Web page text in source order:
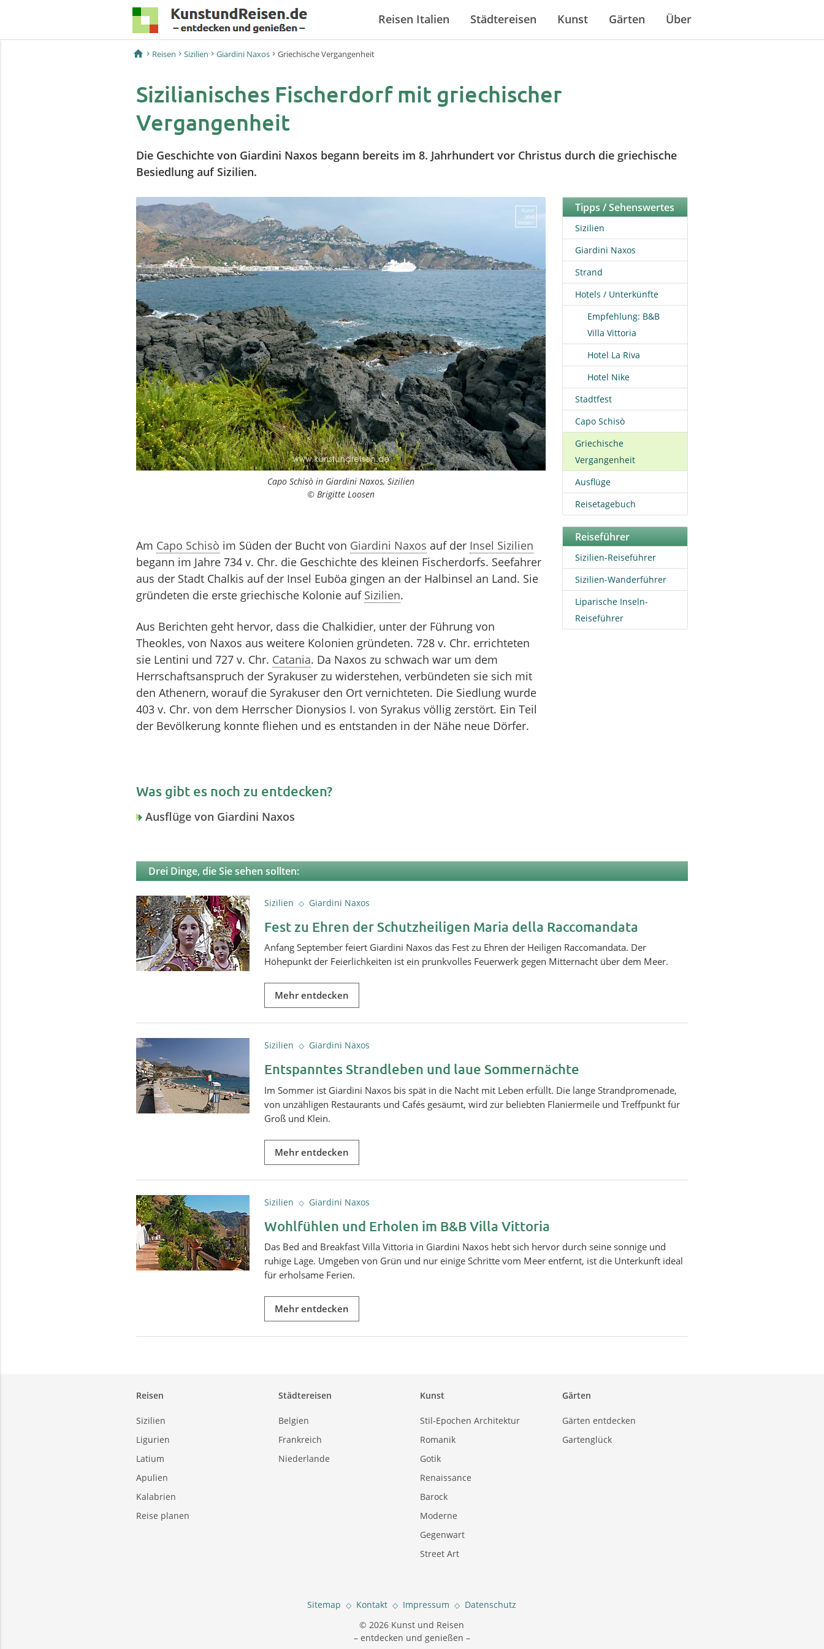
Reisen Italien Städtereisen Kunst Gärten Über
home Reisen Sizilien Giardini Naxos Griechische Vergangenheit
Sizilianisches Fischerdorf mit griechischer
Vergangenheit
Die Geschichte von Giardini Naxos begann bereits im 8. Jahrhundert vor Christus durch die griechische
Besiedlung auf Sizilien.
Capo Schisò in Giardini Naxos, Sizilien
© Brigitte Loosen
Am Capo Schisò im Süden der Bucht von Giardini Naxos auf der Insel Sizilien
begann im Jahre 734 v. Chr. die Geschichte des kleinen Fischerdorfs. Seefahrer
aus der Stadt Chalkis auf der Insel Euböa gingen an der Halbinsel an Land. Sie
gründeten die erste griechische Kolonie auf Sizilien.
Aus Berichten geht hervor, dass die Chalkidier, unter der Führung von
Theokles, von Naxos aus weitere Kolonien gründeten. 728 v. Chr. errichteten
sie Lentini und 727 v. Chr. Catania. Da Naxos zu schwach war um dem
Herrschaftsanspruch der Syrakuser zu widerstehen, verbündeten sie sich mit
den Athenern, worauf die Syrakuser den Ort vernichteten. Die Siedlung wurde
403 v. Chr. von dem Herrscher Dionysios I. von Syrakus völlig zerstört. Ein Teil
der Bevölkerung konnte fliehen und es entstanden in der Nähe neue Dörfer.
Was gibt es noch zu entdecken?
Ausflüge von Giardini Naxos
Tipps / Sehenswertes
Sizilien
Giardini Naxos
Strand
Hotels / Unterkünfte
Empfehlung: B&B
Villa Vittoria
Hotel La Riva
Hotel Nike
Stadtfest
Capo Schisò
Griechische
Vergangenheit
Ausflüge
Reisetagebuch
Reiseführer
Sizilien-Reiseführer
Sizilien-Wanderführer
Liparische Inseln-
Reiseführer
Drei Dinge, die Sie sehen sollten:
Sizilien Giardini Naxos
Fest zu Ehren der Schutzheiligen Maria della Raccomandata
Anfang September feiert Giardini Naxos das Fest zu Ehren der Heiligen Raccomandata. Der
Höhepunkt der Feierlichkeiten ist ein prunkvolles Feuerwerk gegen Mitternacht über dem Meer.
Mehr entdecken
Sizilien Giardini Naxos
Entspanntes Strandleben und laue Sommernächte
Im Sommer ist Giardini Naxos bis spät in die Nacht mit Leben erfüllt. Die lange Strandpromenade,
von unzähligen Restaurants und Cafés gesäumt, wird zur beliebten Flaniermeile und Treffpunkt für
Groß und Klein.
Mehr entdecken
Sizilien Giardini Naxos
Wohlfühlen und Erholen im B&B Villa Vittoria
Das Bed and Breakfast Villa Vittoria in Giardini Naxos hebt sich hervor durch seine sonnige und
ruhige Lage. Umgeben von Grün und nur einige Schritte vom Meer entfernt, ist die Unterkunft ideal
für erholsame Ferien.
Mehr entdecken
Reisen
Sizilien
Ligurien
Latium
Apulien
Kalabrien
Reise planen
Städtereisen
Belgien
Frankreich
Niederlande
Kunst
Stil-Epochen Architektur
Romanik
Gotik
Renaissance
Barock
Moderne
Gegenwart
Street Art
Gärten
Gärten entdecken
Gartenglück
Sitemap Kontakt Impressum
Datenschutz
© 2026 Kunst und Reisen
– entdecken und genießen –